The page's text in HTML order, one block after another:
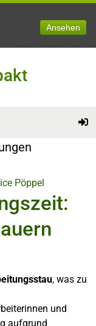
Ansehen
Pöppel
, was zu
und
aufgrund